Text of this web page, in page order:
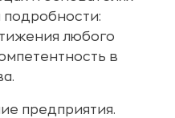
подробности:
любого
в
предприятия.